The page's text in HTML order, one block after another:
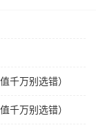
千万别选错）
千万别选错）